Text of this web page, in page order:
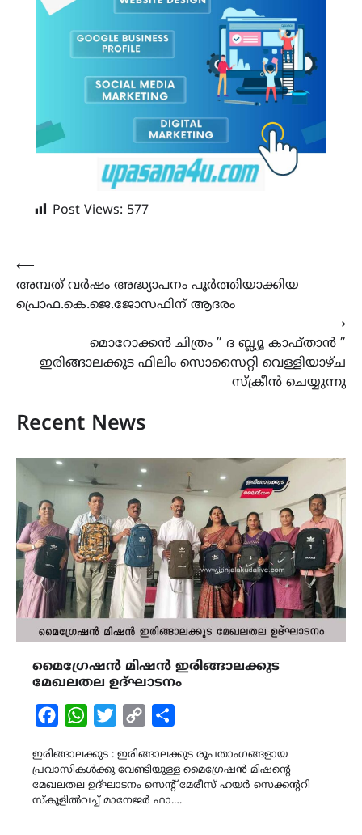
Post Views: 577
Post
navigation
⟵
അമ്പത് വർഷം അദ്ധ്യാപനം പൂർത്തിയാക്കിയ
പ്രൊഫ.കെ.ജെ.ജോസഫിന് ആദരം
മൊറോക്കൻ ചിത്രം ” ദ ബ്ല്യൂ കാഫ്താൻ ”
ഇരിങ്ങാലക്കുട ഫിലിം സൊസൈറ്റി വെള്ളിയാഴ്ച
സ്ക്രീൻ ചെയ്യുന്നു
⟶
Recent News
മൈഗ്രേഷൻ മിഷൻ ഇരിങ്ങാലക്കുട
മേഖലതല ഉദ്ഘാടനം
FacebookWhatsAppTwitterCopy
ഇരിങ്ങാലക്കുട : ഇരിങ്ങാലക്കുട രൂപതാംഗങ്ങളായ
പ്രവാസികൾക്കു വേണ്ടിയുള്ള മൈഗ്രേഷൻ മിഷന്റെ
മേഖലതല ഉദ്ഘാടനം സെന്റ് മേരീസ്‌ ഹയർ സെക്കന്ററി
സ്കൂളിൽവച്ച് മാനേജർ ഫാ.…